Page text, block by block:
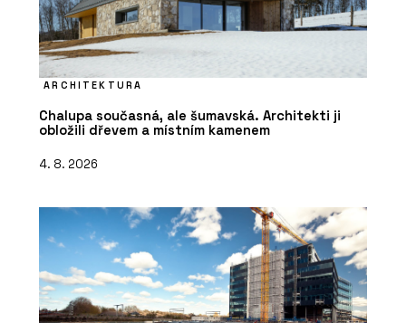
ARCHITEKTURA
Chalupa současná, ale šumavská. Architekti ji
obložili dřevem a místním kamenem
4. 8. 2026